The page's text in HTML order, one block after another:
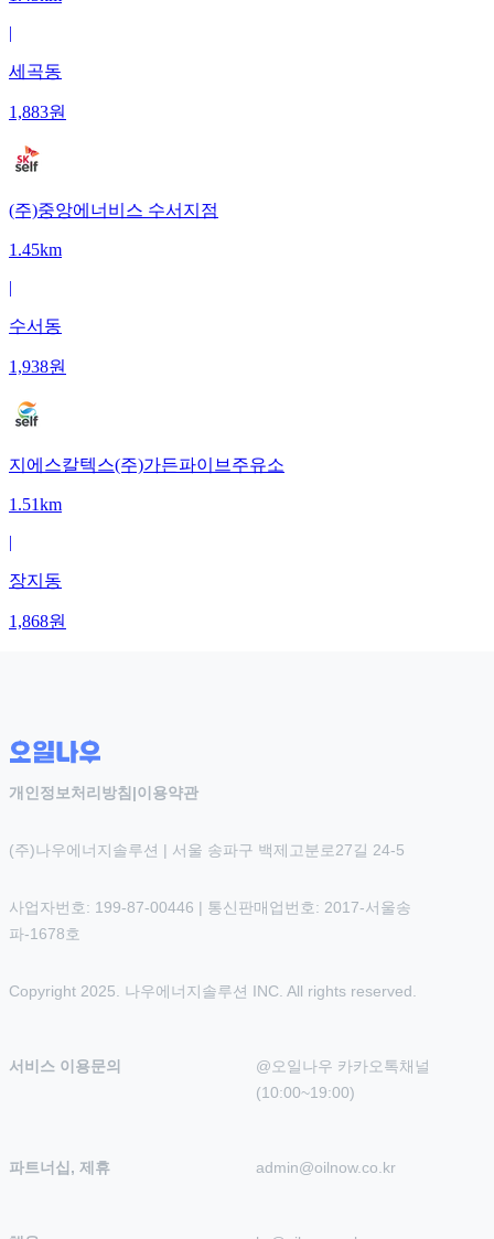
|
세곡동
1,883원
(주)중앙에너비스 수서지점
1.45km
|
수서동
1,938원
지에스칼텍스(주)가든파이브주유소
1.51km
|
장지동
1,868원
개인정보처리방침 |이용약관
(주)나우에너지솔루션 | 서울 송파구 백제고분로27길 24-5
사업자번호: 199-87-00446 | 통신판매업번호: 2017-서울송
파-1678호
Copyright 2025. 나우에너지솔루션 INC. All rights reserved.
서비스 이용문의
@오일나우 카카오톡채널
(10:00~19:00)
파트너십, 제휴 admin@oilnow.co.kr